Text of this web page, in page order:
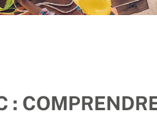
: